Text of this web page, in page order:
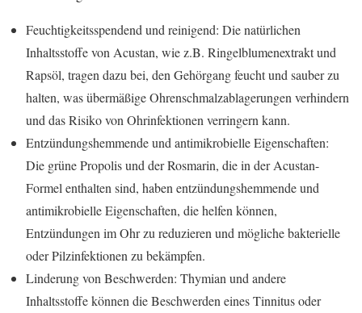
Feuchtigkeitsspendend und reinigend: Die natürlichen
Inhaltsstoffe von Acustan, wie z.B. Ringelblumenextrakt und
Rapsöl, tragen dazu bei, den Gehörgang feucht und sauber zu
halten, was übermäßige Ohrenschmalzablagerungen verhindern
und das Risiko von Ohrinfektionen verringern kann.
Entzündungshemmende und antimikrobielle Eigenschaften:
Die grüne Propolis und der Rosmarin, die in der Acustan-
Formel enthalten sind, haben entzündungshemmende und
antimikrobielle Eigenschaften, die helfen können,
Entzündungen im Ohr zu reduzieren und mögliche bakterielle
oder Pilzinfektionen zu bekämpfen.
Linderung von Beschwerden: Thymian und andere
Inhaltsstoffe können die Beschwerden eines Tinnitus oder